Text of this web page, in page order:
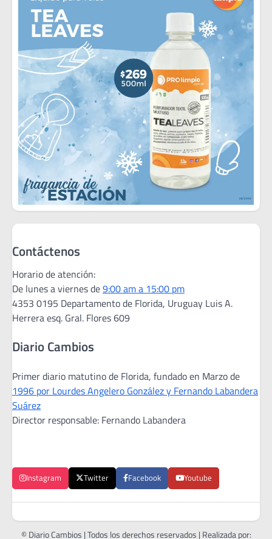
Contáctenos
Horario de atención:
De lunes a viernes de9:00 am a 15:00 pm
4353 0195 Departamento de Florida, Uruguay Luis A.
Herrera esq. Gral. Flores 609
Diario Cambios
Primer diario matutino de Florida, fundado en Marzo de
1996 por Lourdes Angelero González y Fernando Labandera
Suárez
Director responsable: Fernando Labandera
Instagram Twitter Facebook Youtube